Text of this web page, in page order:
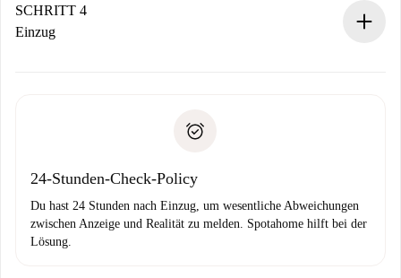
stellen den Kontakt her.
Wenn der Vermieter ablehnen muss, entstehen keine
SCHRITT 4
Einzug
24-Stunden-Check-Policy
Du hast 24 Stunden nach Einzug, um wesentliche Abweichungen
zwischen Anzeige und Realität zu melden. Spotahome hilft bei der
Lösung.